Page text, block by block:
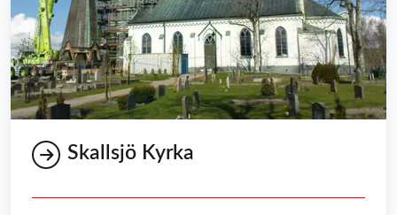
Skallsjö Kyrka